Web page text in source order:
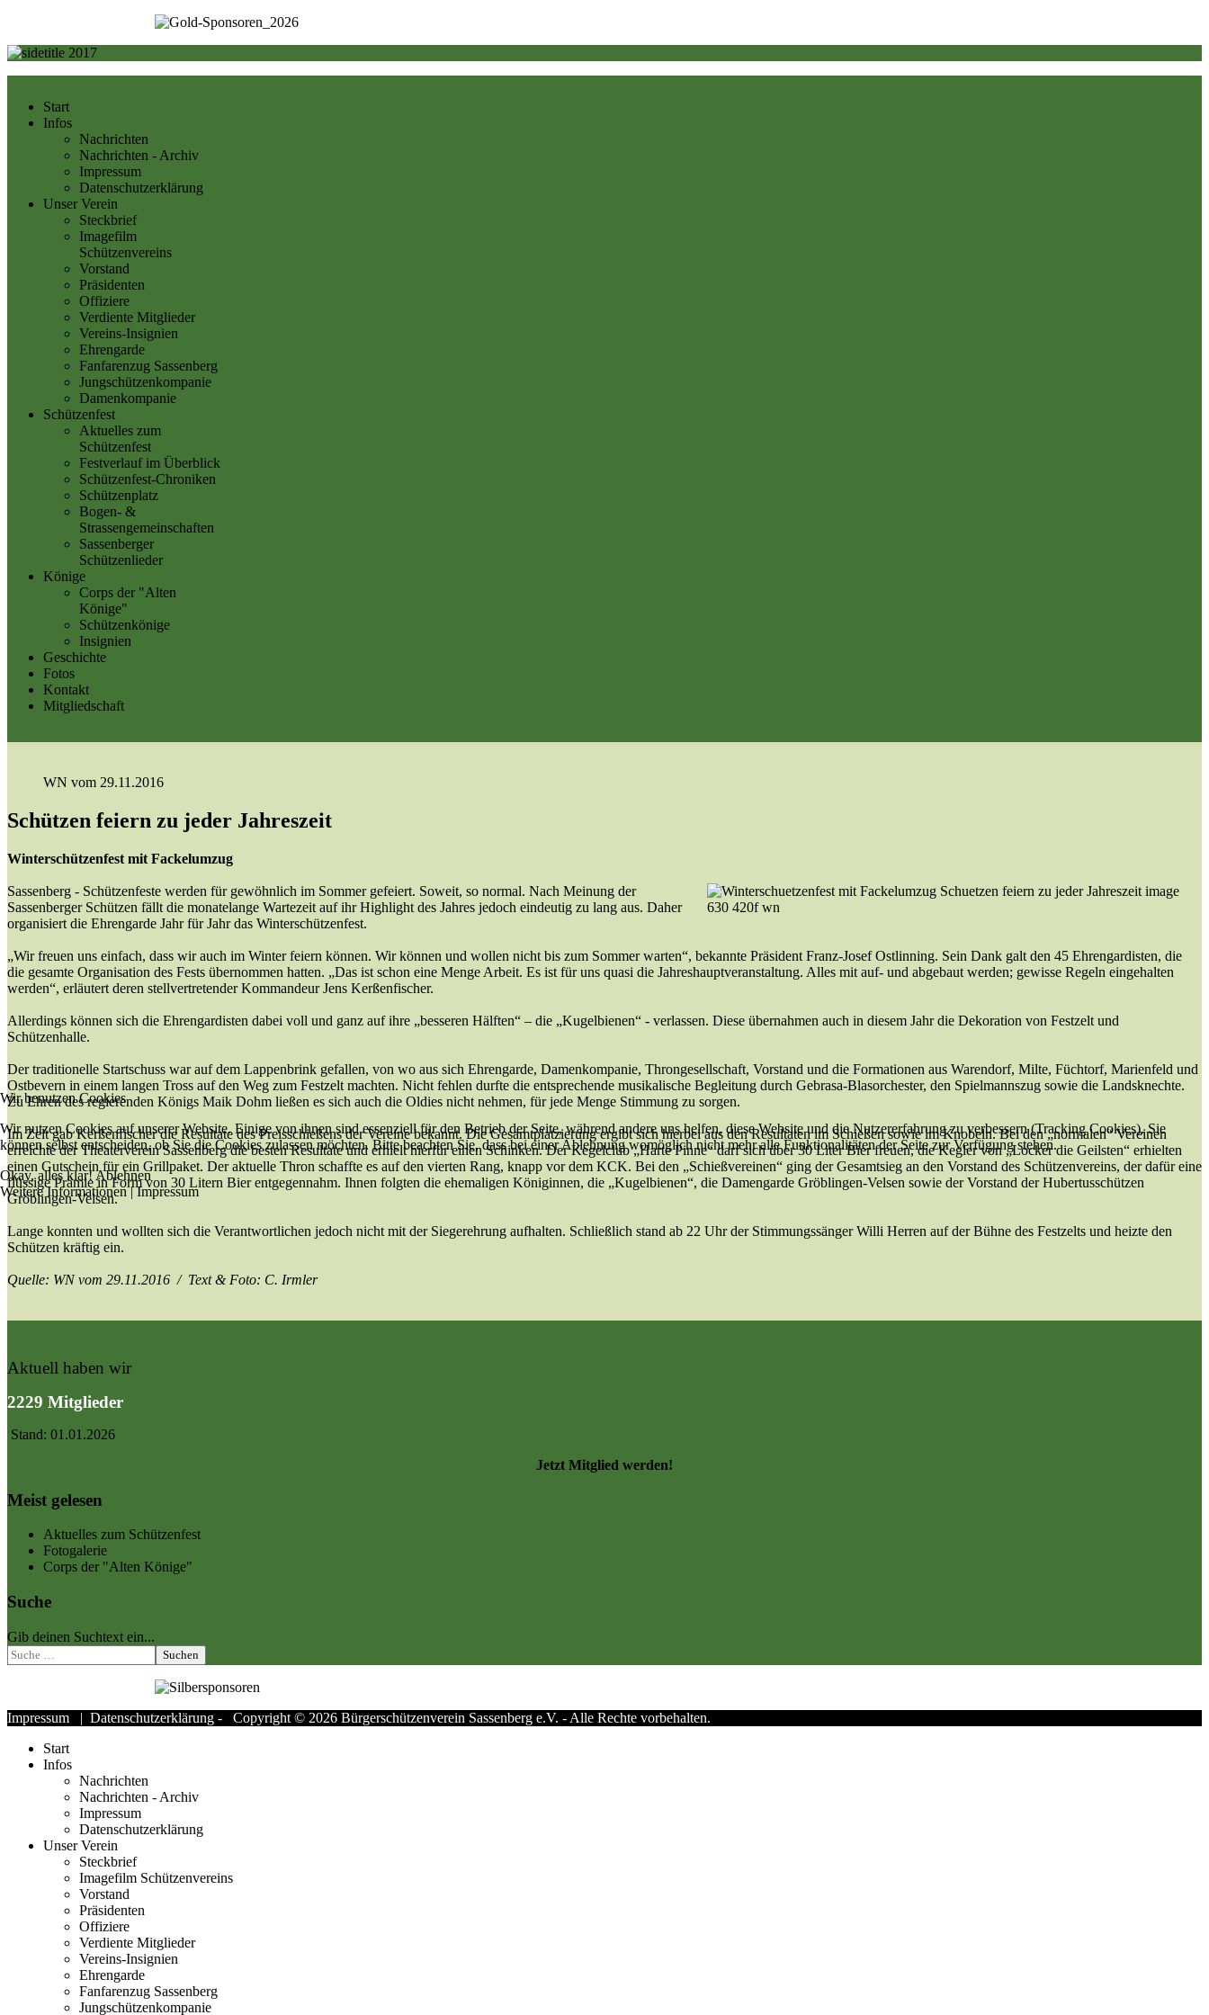
Start
Infos
Nachrichten
Nachrichten - Archiv
Impressum
Datenschutzerklärung
Unser Verein
Steckbrief
Imagefilm
Schützenvereins
Vorstand
Präsidenten
Offiziere
Verdiente Mitglieder
Vereins-Insignien
Ehrengarde
Fanfarenzug Sassenberg
Jungschützenkompanie
Damenkompanie
Schützenfest
Aktuelles zum
Schützenfest
Festverlauf im Überblick
Schützenfest-Chroniken
Schützenplatz
Bogen- &
Strassengemeinschaften
Sassenberger
Schützenlieder
Könige
Corps der "Alten
Könige"
Schützenkönige
Insignien
Geschichte
Fotos
Kontakt
Mitgliedschaft
WN vom 29.11.2016
Schützen feiern zu jeder Jahreszeit
Winterschützenfest mit Fackelumzug
Sassenberg - Schützenfeste werden für gewöhnlich im Sommer gefeiert. Soweit, so normal. Nach Meinung der
Sassenberger Schützen fällt die monatelange Wartezeit auf ihr Highlight des Jahres jedoch eindeutig zu lang aus. Daher
organisiert die Ehrengarde Jahr für Jahr das Winterschützenfest.
„Wir freuen uns einfach, dass wir auch im Winter feiern können. Wir können und wollen nicht bis zum Sommer warten“, bekannte Präsident Franz-Josef Ostlinning. Sein Dank galt den 45 Ehrengardisten, die
die gesamte Organisation des Fests übernommen hatten. „Das ist schon eine Menge Arbeit. Es ist für uns quasi die Jahreshauptveranstaltung. Alles mit auf- und abgebaut werden; gewisse Regeln eingehalten
werden“, erläutert deren stellvertretender Kommandeur Jens Kerßenfischer.
Allerdings können sich die Ehrengardisten dabei voll und ganz auf ihre „besseren Hälften“ – die „Kugelbienen“ - verlassen. Diese übernahmen auch in diesem Jahr die Dekoration von Festzelt und
Schützenhalle.
Der traditionelle Startschuss war auf dem Lappenbrink gefallen, von wo aus sich Ehrengarde, Damenkompanie, Throngesellschaft, Vorstand und die Formationen aus Warendorf, Milte, Füchtorf, Marienfeld und
Ostbevern in einem langen Tross auf den Weg zum Festzelt machten. Nicht fehlen durfte die entsprechende musikalische Begleitung durch Gebrasa-Blasorchester, den Spielmannszug sowie die Landsknechte.
Zu Ehren des regierenden Königs Maik Dohm ließen es sich auch die Oldies nicht nehmen, für jede Menge Stimmung zu sorgen.
Im Zelt gab Kerßenfischer die Resultate des Preisschießens der Vereine bekannt. Die Gesamtplatzierung ergibt sich hierbei aus den Resultaten im Schießen sowie im Knobeln. Bei den „normalen“ Vereinen
erreichte der Theaterverein Sassenberg die besten Resultate und erhielt hierfür einen Schinken. Der Kegelclub „Harte Pinne“ darf sich über 30 Liter Bier freuen, die Kegler von „Locker die Geilsten“ erhielten
einen Gutschein für ein Grillpaket. Der aktuelle Thron schaffte es auf den vierten Rang, knapp vor dem KCK. Bei den „Schießvereinen“ ging der Gesamtsieg an den Vorstand des Schützenvereins, der dafür eine
flüssige Prämie in Form von 30 Litern Bier entgegennahm. Ihnen folgten die ehemaligen Königinnen, die „Kugelbienen“, die Damengarde Gröblingen-Velsen sowie der Vorstand der Hubertusschützen
Gröblingen-Velsen.
Lange konnten und wollten sich die Verantwortlichen jedoch nicht mit der Siegerehrung aufhalten. Schließlich stand ab 22 Uhr der Stimmungssänger Willi Herren auf der Bühne des Festzelts und heizte den
Schützen kräftig ein.
Quelle: WN vom 29.11.2016 / Text & Foto: C. Irmler
Aktuell haben wir
2229 Mitglieder
Stand: 01.01.2026
Jetzt Mitglied werden!
Meist gelesen
Aktuelles zum Schützenfest
Fotogalerie
Corps der "Alten Könige"
Suche
Gib deinen Suchtext ein...
Suchen
Impressum | Datenschutzerklärung - Copyright © 2026 Bürgerschützenverein Sassenberg e.V. - Alle Rechte vorbehalten.
Start
Infos
Nachrichten
Nachrichten - Archiv
Impressum
Datenschutzerklärung
Unser Verein
Steckbrief
Imagefilm Schützenvereins
Vorstand
Präsidenten
Offiziere
Verdiente Mitglieder
Vereins-Insignien
Ehrengarde
Fanfarenzug Sassenberg
Jungschützenkompanie
Wir benutzen Cookies
Wir nutzen Cookies auf unserer Website. Einige von ihnen sind essenziell für den Betrieb der Seite, während andere uns helfen, diese Website und die Nutzererfahrung zu verbessern (Tracking Cookies). Sie
können selbst entscheiden, ob Sie die Cookies zulassen möchten. Bitte beachten Sie, dass bei einer Ablehnung womöglich nicht mehr alle Funktionalitäten der Seite zur Verfügung stehen.
Okay, alles klar!Ablehnen
Weitere Informationen|Impressum